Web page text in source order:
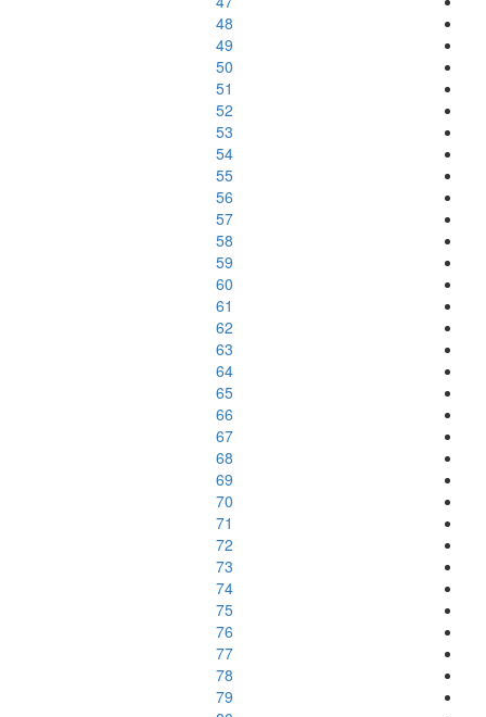
48
49
50
51
52
53
54
55
56
57
58
59
60
61
62
63
64
65
66
67
68
69
70
71
72
73
74
75
76
77
78
79